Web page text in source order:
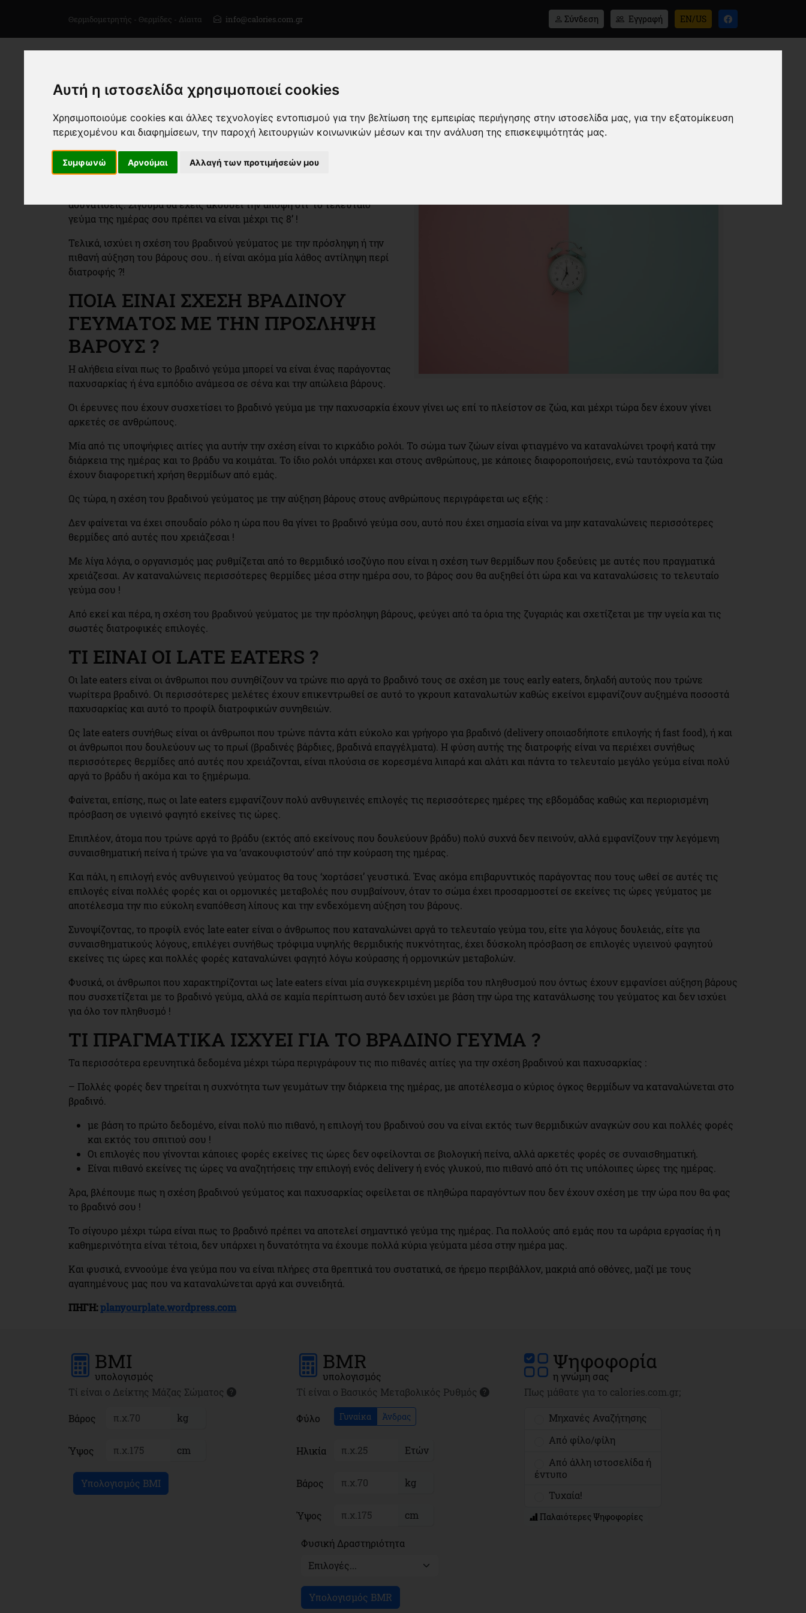
Αυτή η ιστοσελίδα χρησιμοποιεί cookies
Χρησιμοποιούμε cookies και άλλες τεχνολογίες εντοπισμού για την βελτίωση της εμπειρίας περιήγησης στην ιστοσελίδα μας, για την εξατομίκευση
περιεχομένου και διαφημίσεων, την παροχή λειτουργιών κοινωνικών μέσων και την ανάλυση της επισκεψιμότητάς μας.
Συμφωνώ Αρνούμαι Αλλαγή των προτιμήσεών μου
Θερμιδομετρητής - Θερμίδες - Δίαιτα info@calories.com.gr Σύνδεση Εγγραφή EN/US
Αρχική Αρθρογραφία για Δίαιτα και σωστή Διατροφή Βραδινό γεύμα.. To eat or not to eat
Βραδινό γεύμα.. To eat or not to eat
Μία από τις γνωστές διατροφικές αντιλήψεις είναι ότι δεν πρέπει να
αδυνατίσεις. Σίγουρα θα έχεις ακούσει την άποψη ότι ‘το τελευταίο
γεύμα της ημέρας σου πρέπει να είναι μέχρι τις 8’ !
Τελικά, ισχύει η σχέση του βραδινού γεύματος με την πρόσληψη ή την
πιθανή αύξηση του βάρους σου.. ή είναι ακόμα μία λάθος αντίληψη περί
διατροφής ?!
ΠΟΙΑ ΕΙΝΑΙ ΣΧΕΣΗ ΒΡΑΔΙΝΟΥ
ΓΕΥΜΑΤΟΣ ΜΕ ΤΗΝ ΠΡΟΣΛΗΨΗ
ΒΑΡΟΥΣ ?
Η αλήθεια είναι πως το βραδινό γεύμα μπορεί να είναι ένας παράγοντας
παχυσαρκίας ή ένα εμπόδιο ανάμεσα σε σένα και την απώλεια βάρους.
Οι έρευνες που έχουν συσχετίσει το βραδινό γεύμα με την παχυσαρκία έχουν γίνει ως επί το πλείστον σε ζώα, και μέχρι τώρα δεν έχουν γίνει
αρκετές σε ανθρώπους.
Μία από τις υποψήφιες αιτίες για αυτήν την σχέση είναι το κιρκάδιο ρολόι. Το σώμα των ζώων είναι φτιαγμένο να καταναλώνει τροφή κατά την
διάρκεια της ημέρας και το βράδυ να κοιμάται. Το ίδιο ρολόι υπάρχει και στους ανθρώπους, με κάποιες διαφοροποιήσεις, ενώ ταυτόχρονα τα ζώα
έχουν διαφορετική χρήση θερμίδων από εμάς.
Ως τώρα, η σχέση του βραδινού γεύματος με την αύξηση βάρους στους ανθρώπους περιγράφεται ως εξής :
Δεν φαίνεται να έχει σπουδαίο ρόλο η ώρα που θα γίνει το βραδινό γεύμα σου, αυτό που έχει σημασία είναι να μην καταναλώνεις περισσότερες
θερμίδες από αυτές που χρειάζεσαι !
Με λίγα λόγια, ο οργανισμός μας ρυθμίζεται από το θερμιδικό ισοζύγιο που είναι η σχέση των θερμίδων που ξοδεύεις με αυτές που πραγματικά
χρειάζεσαι. Αν καταναλώνεις περισσότερες θερμίδες μέσα στην ημέρα σου, το βάρος σου θα αυξηθεί ότι ώρα και να καταναλώσεις το τελευταίο
γεύμα σου !
Από εκεί και πέρα, η σχέση του βραδινού γεύματος με την πρόσληψη βάρους, φεύγει από τα όρια της ζυγαριάς και σχετίζεται με την υγεία και τις
σωστές διατροφικές επιλογές.
ΤΙ ΕΙΝΑΙ ΟΙ LATE EATERS ?
Οι late eaters είναι οι άνθρωποι που συνηθίζουν να τρώνε πιο αργά το βραδινό τους σε σχέση με τους early eaters, δηλαδή αυτούς που τρώνε
νωρίτερα βραδινό. Οι περισσότερες μελέτες έχουν επικεντρωθεί σε αυτό το γκρουπ καταναλωτών καθώς εκείνοι εμφανίζουν αυξημένα ποσοστά
παχυσαρκίας και αυτό το προφίλ διατροφικών συνηθειών.
Ως late eaters συνήθως είναι οι άνθρωποι που τρώνε πάντα κάτι εύκολο και γρήγορο για βραδινό (delivery οποιασδήποτε επιλογής ή fast food), ή και
οι άνθρωποι που δουλεύουν ως το πρωί (βραδινές βάρδιες, βραδινά επαγγέλματα). Η φύση αυτής της διατροφής είναι να περιέχει συνήθως
περισσότερες θερμίδες από αυτές που χρειάζονται, είναι πλούσια σε κορεσμένα λιπαρά και αλάτι και πάντα το τελευταίο μεγάλο γεύμα είναι πολύ
αργά το βράδυ ή ακόμα και το ξημέρωμα.
Φαίνεται, επίσης, πως οι late eaters εμφανίζουν πολύ ανθυγιεινές επιλογές τις περισσότερες ημέρες της εβδομάδας καθώς και περιορισμένη
πρόσβαση σε υγιεινό φαγητό εκείνες τις ώρες.
Επιπλέον, άτομα που τρώνε αργά το βράδυ (εκτός από εκείνους που δουλεύουν βράδυ) πολύ συχνά δεν πεινούν, αλλά εμφανίζουν την λεγόμενη
συναισθηματική πείνα ή τρώνε για να ‘ανακουφιστούν’ από την κούραση της ημέρας.
Και πάλι, η επιλογή ενός ανθυγιεινού γεύματος θα τους ‘χορτάσει’ γευστικά. Ένας ακόμα επιβαρυντικός παράγοντας που τους ωθεί σε αυτές τις
επιλογές είναι πολλές φορές και οι ορμονικές μεταβολές που συμβαίνουν, όταν το σώμα έχει προσαρμοστεί σε εκείνες τις ώρες γεύματος με
αποτέλεσμα την πιο εύκολη εναπόθεση λίπους και την ενδεχόμενη αύξηση του βάρους.
Συνοψίζοντας, το προφίλ ενός late eater είναι ο άνθρωπος που καταναλώνει αργά το τελευταίο γεύμα του, είτε για λόγους δουλειάς, είτε για
συναισθηματικούς λόγους, επιλέγει συνήθως τρόφιμα υψηλής θερμιδικής πυκνότητας, έχει δύσκολη πρόσβαση σε επιλογές υγιεινού φαγητού
εκείνες τις ώρες και πολλές φορές καταναλώνει φαγητό λόγω κούρασης ή ορμονικών μεταβολών.
Φυσικά, οι άνθρωποι που χαρακτηρίζονται ως late eaters είναι μία συγκεκριμένη μερίδα του πληθυσμού που όντως έχουν εμφανίσει αύξηση βάρους
που συσχετίζεται με το βραδινό γεύμα, αλλά σε καμία περίπτωση αυτό δεν ισχύει με βάση την ώρα της κατανάλωσης του γεύματος και δεν ισχύει
για όλο τον πληθυσμό !
ΤΙ ΠΡΑΓΜΑΤΙΚΑ ΙΣΧΥΕΙ ΓΙΑ ΤΟ ΒΡΑΔΙΝΟ ΓΕΥΜΑ ?
Τα περισσότερα ερευνητικά δεδομένα μέχρι τώρα περιγράφουν τις πιο πιθανές αιτίες για την σχέση βραδινού και παχυσαρκίας :
– Πολλές φορές δεν τηρείται η συχνότητα των γευμάτων την διάρκεια της ημέρας, με αποτέλεσμα ο κύριος όγκος θερμίδων να καταναλώνεται στο
βραδινό.
με βάση το πρώτο δεδομένο, είναι πολύ πιο πιθανό, η επιλογή του βραδινού σου να είναι εκτός των θερμιδικών αναγκών σου και πολλές φορές
και εκτός του σπιτιού σου !
Οι επιλογές που γίνονται κάποιες φορές εκείνες τις ώρες δεν οφείλονται σε βιολογική πείνα, αλλά αρκετές φορές σε συναισθηματική.
Είναι πιθανό εκείνες τις ώρες να αναζητήσεις την επιλογή ενός delivery ή ενός γλυκού, πιο πιθανό από ότι τις υπόλοιπες ώρες της ημέρας.
Άρα, βλέπουμε πως η σχέση βραδινού γεύματος και παχυσαρκίας οφείλεται σε πληθώρα παραγόντων που δεν έχουν σχέση με την ώρα που θα φας
το βραδινό σου !
Το σίγουρο μέχρι τώρα είναι πως το βραδινό πρέπει να αποτελεί σημαντικό γεύμα της ημέρας. Για πολλούς από εμάς που τα ωράρια εργασίας ή η
καθημερινότητα είναι τέτοια, δεν υπάρχει η δυνατότητα να έχουμε πολλά κύρια γεύματα μέσα στην ημέρα μας.
Και φυσικά, εννοούμε ένα γεύμα που να είναι πλήρες στα θρεπτικά του συστατικά, σε ήρεμο περιβάλλον, μακριά από οθόνες, μαζί με τους
αγαπημένους μας που να καταναλώνεται αργά και συνειδητά.
ΠΗΓΗ:planyourplate.wordpress.com
BMI
υπολογισμός
Τί είναι ο Δείκτης Μάζας Σώματος
Βάρος kg
Ύψος cm
Υπολογισμός BMI
BMR
υπολογισμός
Τί είναι ο Βασικός Μεταβολικός Ρυθμός
Φύλο Γυναίκα Άνδρας
Ηλικία Ετών
Βάρος kg
Ύψος cm
Φυσική Δραστηριότητα
Υπολογισμός BMR
Ψηφοφορία
η γνώμη σας
Πως μάθατε για το calories.com.gr;
Μηχανές Αναζήτησης
Από φίλο/φίλη
Από άλλη ιστοσελίδα ή
έντυπο
Τυχαία!
Παλαιότερες Ψηφοφορίες